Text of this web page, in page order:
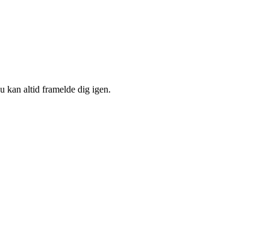
kan altid framelde dig igen.